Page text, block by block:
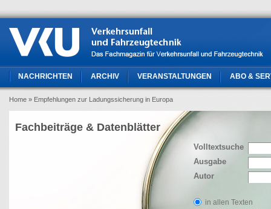
NACHRICHTEN ARCHIV VERANSTALTUNGEN ABO &
Home » Empfehlungen zur Ladungssicherung in Europa
Volltextsuche
Ausgabe
Autor
in allen Texten
Fachbeiträge & Datenblätter